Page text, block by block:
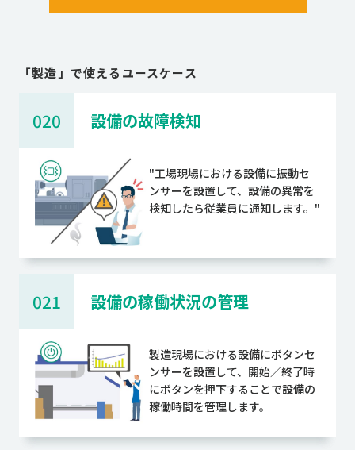
「製造」で使えるユースケース
020 設備の故障検知
"工場現場における設備に振動セ
ンサーを設置して、設備の異常を
検知したら従業員に通知します。"
021 設備の稼働状況の管理
製造現場における設備にボタンセ
ンサーを設置して、開始／終了時
にボタンを押下することで設備の
稼働時間を管理します。